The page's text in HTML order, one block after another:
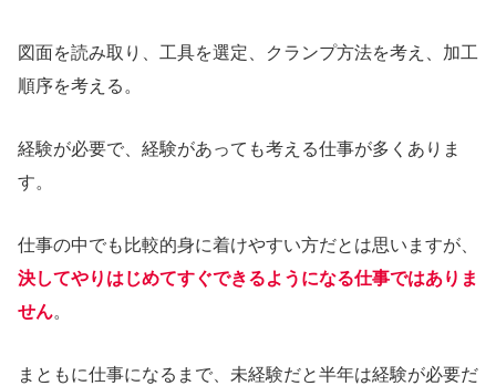
図面を読み取り、工具を選定、クランプ方法を考え、加工
順序を考える。
経験が必要で、経験があっても考える仕事が多くありま
す。
仕事の中でも比較的身に着けやすい方だとは思いますが、
決してやりはじめてすぐできるようになる仕事ではありま
せん。
まともに仕事になるまで、未経験だと半年は経験が必要だ